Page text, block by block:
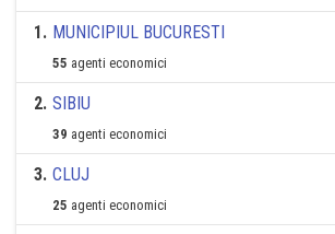
1. MUNICIPIUL BUCURESTI
55 agenti economici
2. SIBIU
39 agenti economici
3. CLUJ
25 agenti economici